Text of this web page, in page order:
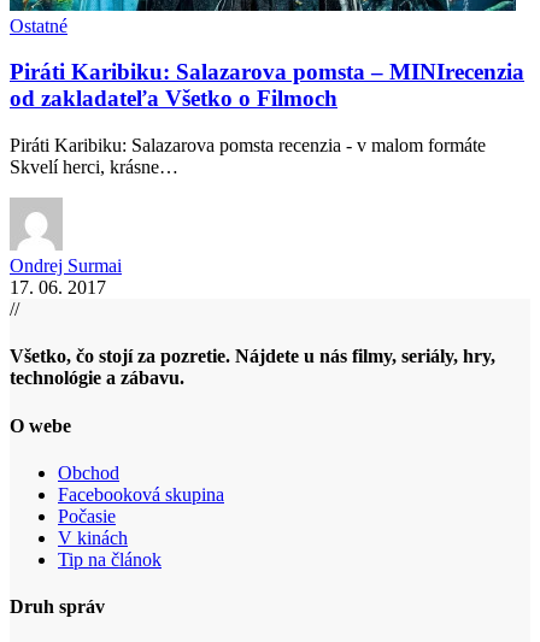
Ostatné
Piráti Karibiku: Salazarova pomsta – MINIrecenzia
od zakladateľa Všetko o Filmoch
Piráti Karibiku: Salazarova pomsta recenzia - v malom formáte
Skvelí herci, krásne…
Ondrej Surmai
17. 06. 2017
//
Všetko, čo stojí za pozretie. Nájdete u nás filmy, seriály, hry,
technológie a zábavu.
O webe
Obchod
Facebooková skupina
Počasie
V kinách
Tip na článok
Druh správ